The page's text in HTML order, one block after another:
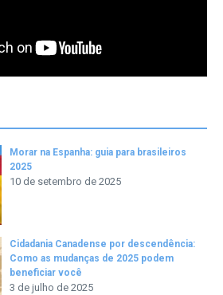
Morar na Espanha: guia para brasileiros
2025
10 de setembro de 2025
Cidadania Canadense por descendência:
Como as mudanças de 2025 podem
beneficiar você
3 de julho de 2025